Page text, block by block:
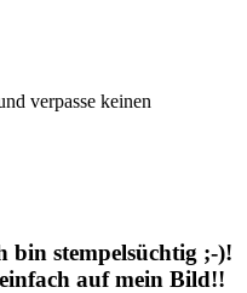
verpasse keinen
bin stempelsüchtig ;-)!
auf mein Bild!!